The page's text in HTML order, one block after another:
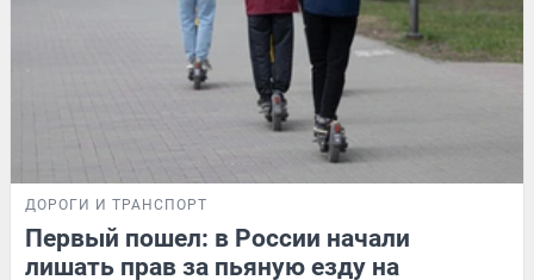
ДОРОГИ И ТРАНСПОРТ
Первый пошел: в России начали
лишать прав за пьяную езду на